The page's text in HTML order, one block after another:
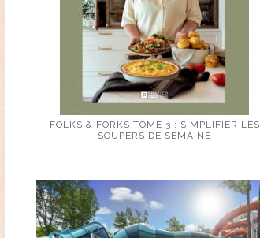
FOLKS & FORKS TOME 3 : SIMPLIFIER LES
SOUPERS DE SEMAINE